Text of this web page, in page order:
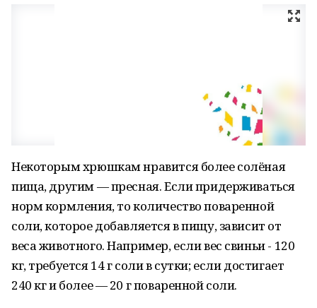
Некоторым хрюшкам нравится более солёная
пища, другим — пресная. Если придерживаться
норм кормления, то количество поваренной
соли, которое добавляется в пищу, зависит от
веса животного. Например, если вес свиньи - 120
кг, требуется 14 г соли в сутки; если достигает
240 кг и более — 20 г поваренной соли.